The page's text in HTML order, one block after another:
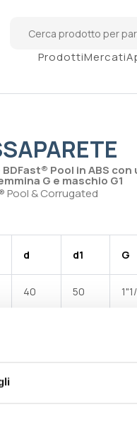
ProdottiMercati
ABS con
incollaggio e
G1
Pool in ABS
G e maschio G1
Pool & Corrugated
d d1 G
40 50